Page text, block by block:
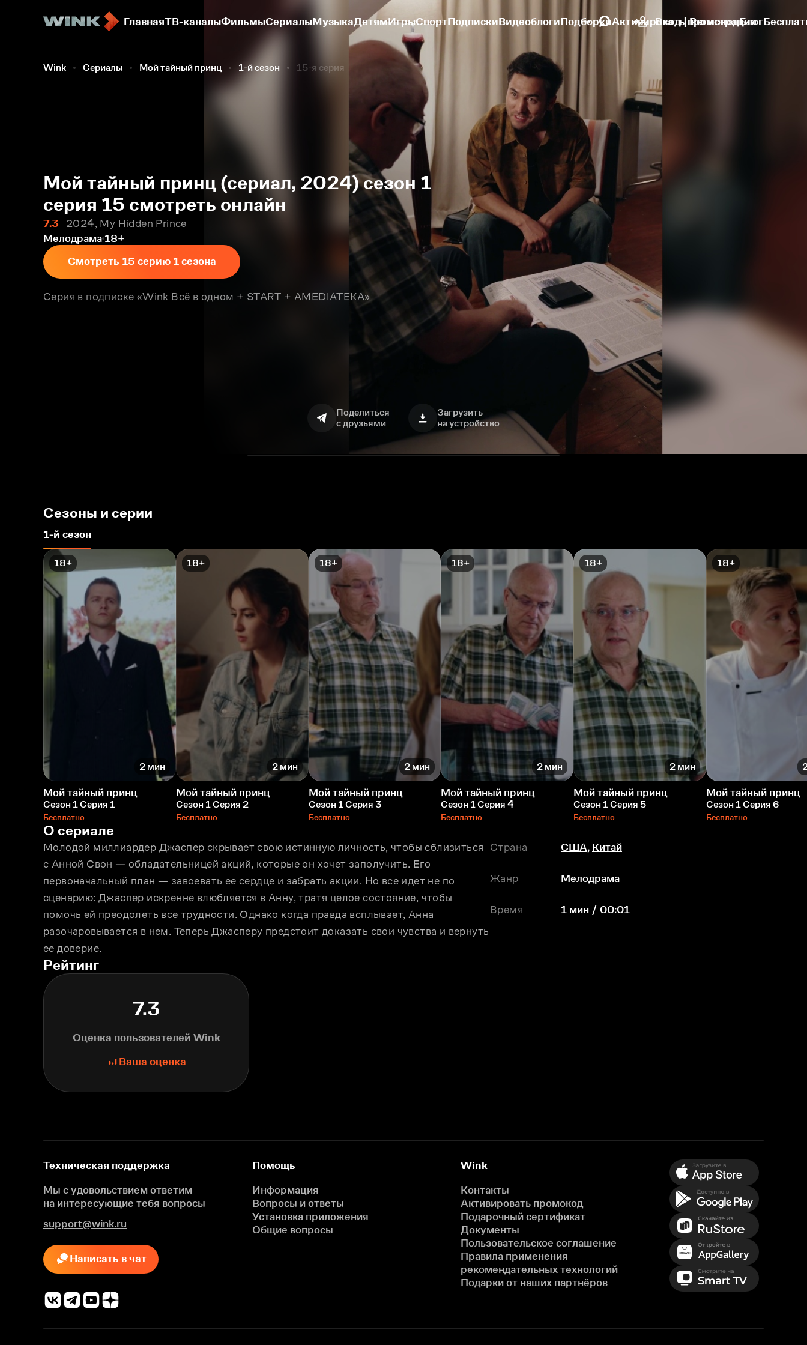
ГлавнаяТВ-каналыФильмыСериалыМузыкаДетямИгрыСпортПодпискиВидеоблогиПодборкиАктивировать промокодБлог
Вход | Регистрация
Wink Сериалы Мой тайный принц 1-й сезон 15-я серия
Мой тайный принц (сериал, 2024) сезон 1
серия 15 смотреть онлайн
7.3
2024, My Hidden Prince
Мелодрама 18+
Смотреть 15 серию 1 сезона
Серия в подписке «Wink Всё в одном + START + AMEDIATEKA»
Поделиться
с друзьями
Загрузить
на устройство
Сезоны и серии
1-й сезон
18+
2 мин
Мой тайный принц
Сезон 1 Серия 1
Бесплатно
18+
2 мин
Мой тайный принц
Сезон 1 Серия 2
Бесплатно
18+
2 мин
Мой тайный принц
Сезон 1 Серия 3
Бесплатно
18+
2 мин
Мой тайный принц
Сезон 1 Серия 4
Бесплатно
18+
2 мин
Мой тайный принц
Сезон 1 Серия 5
Бесплатно
18+
Мой тайный принц
Сезон 1 Серия 6
Бесплатно
О сериале
Молодой миллиардер Джаспер скрывает свою истинную личность, чтобы сблизиться
с Анной Свон — обладательницей акций, которые он хочет заполучить. Его
первоначальный план — завоевать ее сердце и забрать акции. Но все идет не по
сценарию: Джаспер искренне влюбляется в Анну, тратя целое состояние, чтобы
помочь ей преодолеть все трудности. Однако когда правда всплывает, Анна
разочаровывается в нем. Теперь Джасперу предстоит доказать свои чувства и вернуть
ее доверие.
Страна США, Китай
Жанр Мелодрама
Время 1 мин / 00:01
Рейтинг
7.3
Оценка пользователей Wink
Ваша оценка
Техническая поддержка
Мы с удовольствием ответим
на интересующие тебя вопросы
support@wink.ru
Написать в чат
Помощь
Информация
Вопросы и ответы
Установка приложения
Общие вопросы
Wink
Контакты
Активировать промокод
Подарочный сертификат
Документы
Пользовательское соглашение
Правила применения
рекомендательных технологий
Подарки от наших партнёров